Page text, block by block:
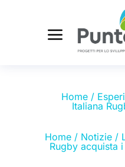
Home /
Italiana
Home / Notizie /
Rugby acquista